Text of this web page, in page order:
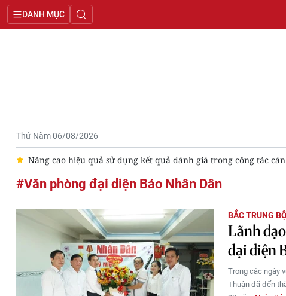
DANH MỤC
Thứ Năm 06/08/2026
Nâng cao hiệu quả sử dụng kết quả đánh giá trong công tác
#Văn phòng đại diện Báo Nhân Dân
BẮC TRUNG BỘ
Lãnh
đại diện
Trong các ngày
Thuận đã đến